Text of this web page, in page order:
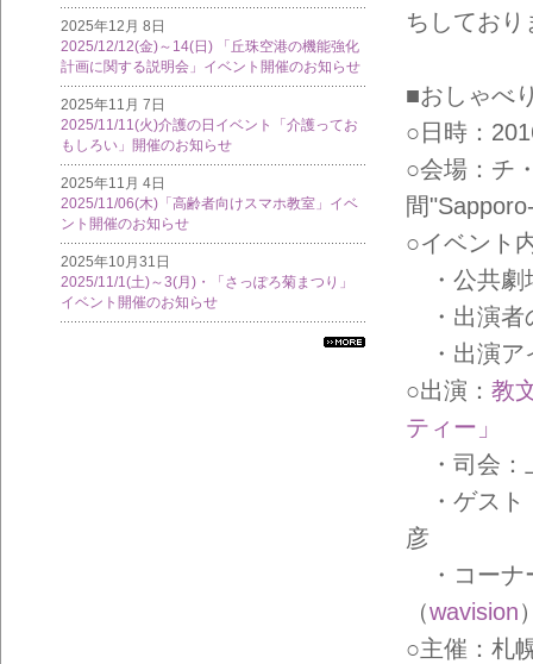
2025年12月 8日
2025/12/12(金)～14(日) 「丘珠空港の機能強化
計画に関する説明会」イベント開催のお知らせ
2025年11月 7日
2025/11/11(火)介護の日イベント「介護ってお
もしろい」開催のお知らせ
2025年11月 4日
2025/11/06(木)「高齢者向けスマホ教室」イベ
ント開催のお知らせ
2025年10月31日
2025/11/1(土)～3(月)・「さっぽろ菊まつり」
イベント開催のお知らせ
ちしており
■おしゃべ
○日時：
○会場：チ
間
○イベント
・公共劇
・出演者
・出演ア
○出演： 教
ティー」
・司会：
・ゲスト
彦
・コーナ
（wavision
○主催：札